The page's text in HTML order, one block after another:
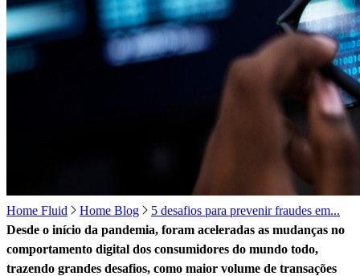
Home Fluid Home Blog
5 desafios para prevenir fraudes em...
Desde o início da pandemia, foram aceleradas as mudanças no
comportamento digital dos consumidores do mundo todo,
trazendo grandes desafios, como maior volume de transações